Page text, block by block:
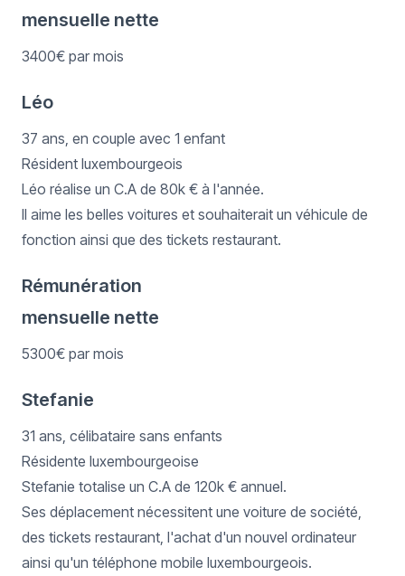
mensuelle nette
3400€ par mois
Léo
37 ans, en couple avec 1 enfant
Résident luxembourgeois
Léo réalise un C.A de 80k € à l'année.
Il aime les belles voitures et souhaiterait un véhicule de
fonction ainsi que des tickets restaurant.
Rémunération
mensuelle nette
5300€ par mois
Stefanie
31 ans, célibataire sans enfants
Résidente luxembourgeoise
Stefanie totalise un C.A de 120k € annuel.
Ses déplacement nécessitent une voiture de société,
des tickets restaurant, l'achat d'un nouvel ordinateur
ainsi qu'un téléphone mobile luxembourgeois.